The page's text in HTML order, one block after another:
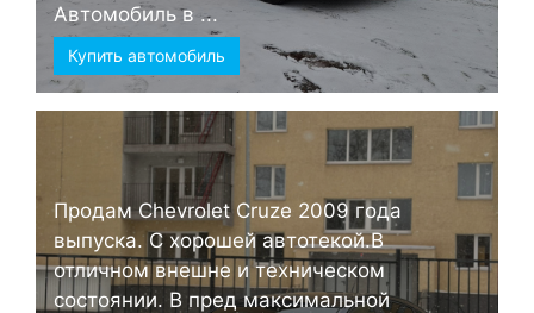
Автомобиль в ...
Купить автомобиль
Продам Chevrolet Cruze 2009 года
выпуска. С хорошей автотекой.В
отличном внешне и техническом
состоянии. В пред максимальной